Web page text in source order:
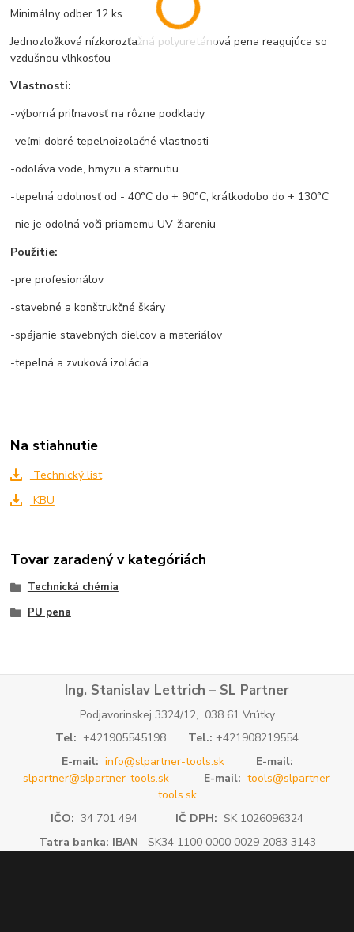
Minimálny odber 12 ks
Jednozložková nízkorozťažná polyuretánová pena reagujúca so
vzdušnou vlhkosťou
Vlastnosti:
-výborná priľnavosť na rôzne podklady
-veľmi dobré tepelnoizolačné vlastnosti
-odoláva vode, hmyzu a starnutiu
-tepelná odolnosť od - 40°C do + 90°C, krátkodobo do + 130°C
-nie je odolná voči priamemu UV-žiareniu
Použitie:
-pre profesionálov
-stavebné a konštrukčné škáry
-spájanie stavebných dielcov a materiálov
-tepelná a zvuková izolácia
Na stiahnutie
Technický list
KBU
Tovar zaradený v kategóriách
Technická chémia
PU pena
Ing. Stanislav Lettrich – SL Partner
Podjavorinskej 3324/12, 038 61 Vrútky
Tel: +421905545198 Tel.: +421908219554
E-mail: info@slpartner-tools.sk
E-mail:
slpartner@slpartner-tools.sk
E-mail: tools@slpartner-
tools.sk
IČO: 34 701 494 IČ DPH: SK 1026096324
Tatra banka: IBAN SK34 1100 0000 0029 2083 3143